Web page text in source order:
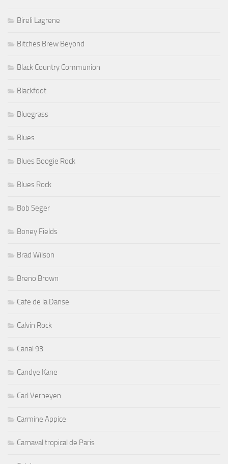
Bireli Lagrene
Bitches Brew Beyond
Black Country Communion
Blackfoot
Bluegrass
Blues
Blues Boogie Rock
Blues Rock
Bob Seger
Boney Fields
Brad Wilson
Breno Brown
Cafe de la Danse
Calvin Rock
Canal 93
Candye Kane
Carl Verheyen
Carmine Appice
Carnaval tropical de Paris